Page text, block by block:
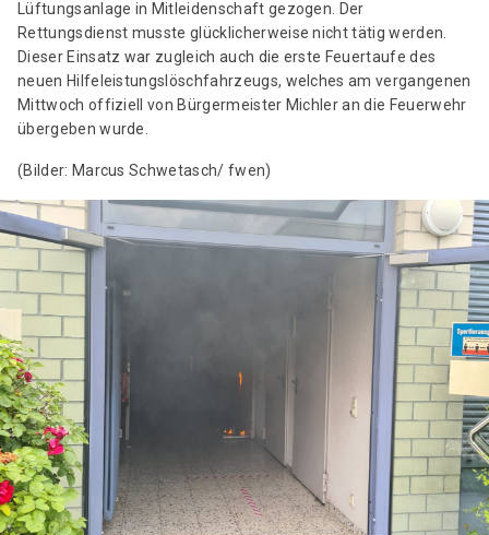
Lüftungsanlage in Mitleidenschaft gezogen. Der
Rettungsdienst musste glücklicherweise nicht tätig werden.
Dieser Einsatz war zugleich auch die erste Feuertaufe des
neuen Hilfeleistungslöschfahrzeugs, welches am vergangenen
Mittwoch offiziell von Bürgermeister Michler an die Feuerwehr
übergeben wurde.
(Bilder: Marcus Schwetasch/ fwen)